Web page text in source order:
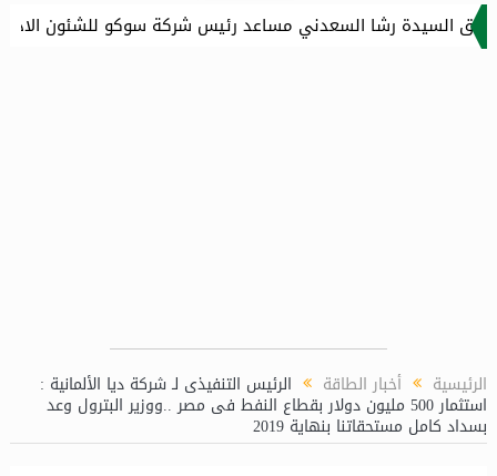
مساعد رئيس شركة سوكو للشئون الادارية .. وموقع باور
الرئيسية أخبار الطاقة الرئيس التنفيذى لـ شركة ديا الألمانية :
استثمار 500 مليون دولار بقطاع النفط فى مصر ..ووزير البترول وعد
بسداد كامل مستحقاتنا بنهاية 2019